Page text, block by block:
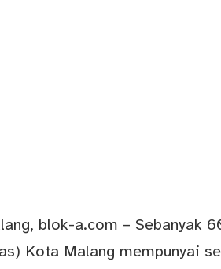
blok-a.com – Sebanyak
Kota Malang mempunyai